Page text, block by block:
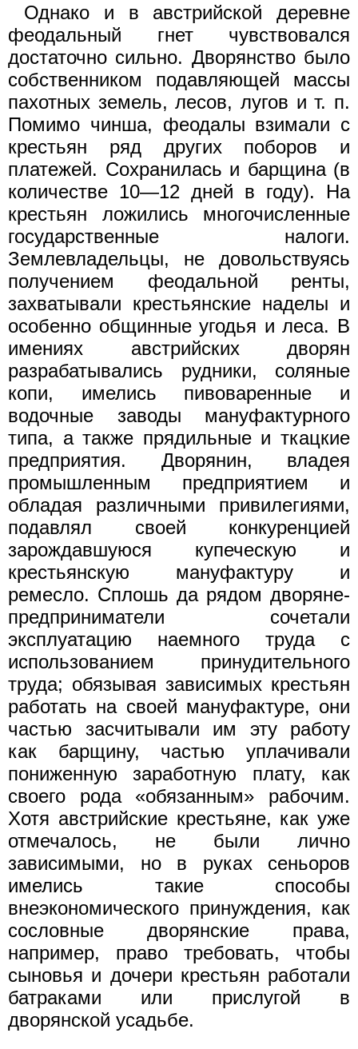
Однако и в австрийской деревне
феодальный гнет чувствовался
достаточно сильно. Дворянство было
собственником подавляющей массы
пахотных земель, лесов, лугов и т. п.
Помимо чинша, феодалы взимали с
крестьян ряд других поборов и
платежей. Сохранилась и барщина (в
количестве 10—12 дней в году). На
крестьян ложились многочисленные
государственные налоги.
Землевладельцы, не довольствуясь
получением феодальной ренты,
захватывали крестьянские наделы и
особенно общинные угодья и леса. В
имениях австрийских дворян
разрабатывались рудники, соляные
копи, имелись пивоваренные и
водочные заводы мануфактурного
типа, а также прядильные и ткацкие
предприятия. Дворянин, владея
промышленным предприятием и
обладая различными привилегиями,
подавлял своей конкуренцией
зарождавшуюся купеческую и
крестьянскую мануфактуру и
ремесло. Сплошь да рядом дворяне-
предприниматели сочетали
эксплуатацию наемного труда с
использованием принудительного
труда; обязывая зависимых крестьян
работать на своей мануфактуре, они
частью засчитывали им эту работу
как барщину, частью уплачивали
пониженную заработную плату, как
своего рода «обязанным» рабочим.
Хотя австрийские крестьяне, как уже
отмечалось, не были лично
зависимыми, но в руках сеньоров
имелись такие способы
внеэкономического принуждения, как
сословные дворянские права,
например, право требовать, чтобы
сыновья и дочери крестьян работали
батраками или прислугой в
дворянской усадьбе.